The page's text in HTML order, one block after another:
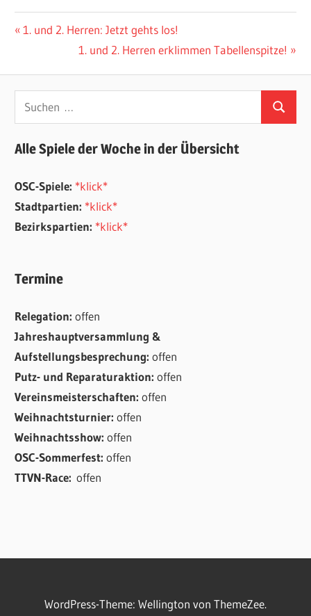
Beitragsnavigation
Vorheriger
1. und 2. Herren: Jetzt gehts los!
Nächster
1. und 2. Herren erklimmen Tabellenspitze!
Suchen
nach:
Suchen
Alle Spiele der Woche in der Übersicht
OSC-Spiele: *klick*
Stadtpartien: *klick*
Bezirkspartien: *klick*
Termine
Relegation:offen
Jahreshauptversammlung &
Aufstellungsbesprechung:offen
Putz- und Reparaturaktion:offen
Vereinsmeisterschaften:offen
Weihnachtsturnier:offen
Weihnachtsshow:offen
OSC-Sommerfest:offen
TTVN-Race:offen
WordPress-Theme: Wellington von ThemeZee.